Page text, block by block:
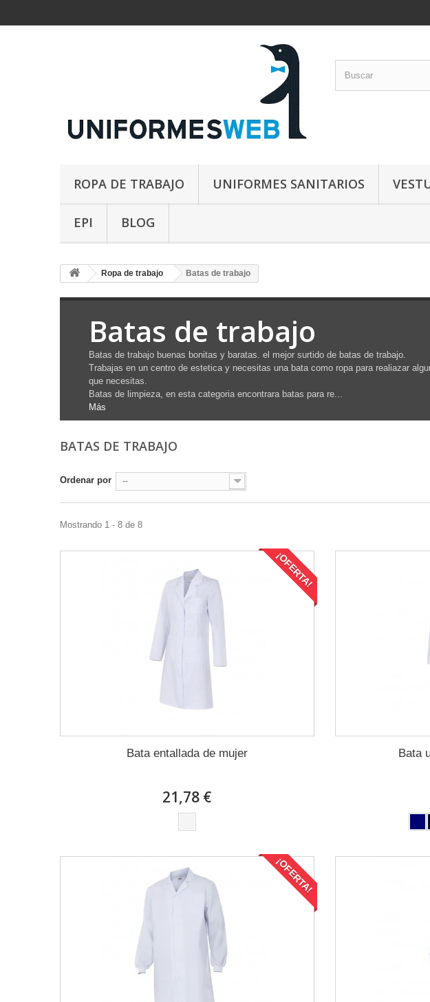
ROPA DE TRABAJO UNIFORMES SANITARIOS
EPI BLOG
Ropa de trabajo Batas de trabajo
Batas de trabajo
Batas de trabajo buenas bonitas y baratas. el mejor surtido de batas de trabajo.
Trabajas en un centro de estetica y necesitas una bata como ropa para realiazar
que necesitas.
Batas de limpieza, en esta categoria encontrara batas para re...
Más
BATAS DE TRABAJO
Ordenar por --
Mostrando 1 - 8 de 8
¡OFERTA!
Bata entallada de mujer
21,78 €
Bata
¡OFERTA!